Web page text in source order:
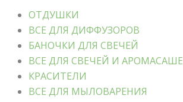
ОТДУШКИ
ВСЕ ДЛЯ ДИФФУЗОРОВ
БАНОЧКИ ДЛЯ СВЕЧЕЙ
ВСЕ ДЛЯ СВЕЧЕЙ И АРОМАСАШЕ
КРАСИТЕЛИ
ВСЕ ДЛЯ МЫЛОВАРЕНИЯ